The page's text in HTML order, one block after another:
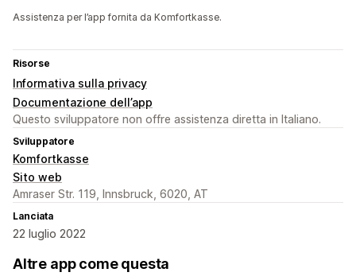
Assistenza per l’app fornita da Komfortkasse.
Risorse
Informativa sulla privacy
Documentazione dell’app
Questo sviluppatore non offre assistenza diretta in Italiano.
Sviluppatore
Komfortkasse
Sito web
Amraser Str. 119, Innsbruck, 6020, AT
Lanciata
22 luglio 2022
Altre app come questa